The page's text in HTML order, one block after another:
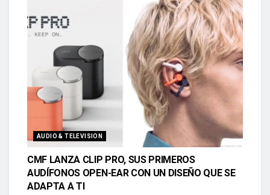
AUDIO & TELEVISION
CMF LANZA CLIP PRO, SUS PRIMEROS
AUDÍFONOS OPEN-EAR CON UN DISEÑO QUE SE
ADAPTA A TI